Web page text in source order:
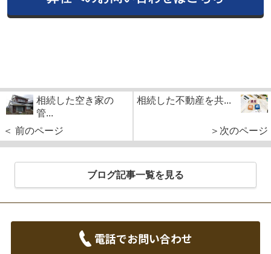
相続した空き家の
管...
＜ 前のページ
相続した不動産を共...
＞次のページ
ブログ記事一覧を見る
電話でお問い合わせ